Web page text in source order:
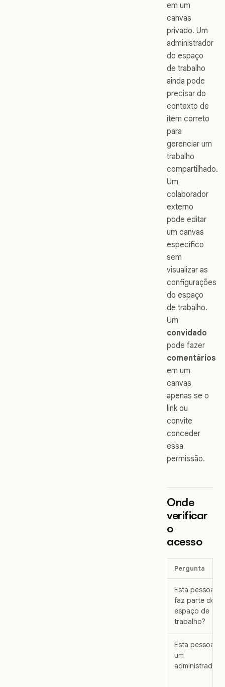
em um
canvas
privado. Um
administrador
do espaço
de trabalho
ainda pode
precisar do
contexto de
item correto
para
gerenciar um
trabalho
compartilhado.
Um
colaborador
externo
pode editar
um canvas
específico
sem
visualizar as
configurações
do espaço
de trabalho.
Um
convidado
pode fazer
comentários
em um
canvas
apenas se o
link ou
convite
conceder
essa
permissão.
Onde
verificar
o
acesso
Pergunta
Esta pessoa
faz parte do
espaço de
trabalho?
Esta pessoa é
um
administrador?